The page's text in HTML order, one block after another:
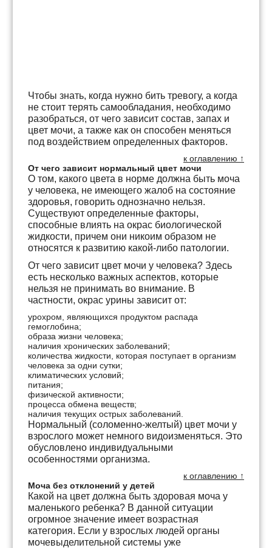
Чтобы знать, когда нужно бить тревогу, а когда
не стоит терять самообладания, необходимо
разобраться, от чего зависит состав, запах и
цвет мочи, а также как он способен меняться
под воздействием определенных факторов.
к оглавлению ↑
От чего зависит нормальный цвет мочи
О том, какого цвета в норме должна быть моча
у человека, не имеющего жалоб на состояние
здоровья, говорить однозначно нельзя.
Существуют определенные факторы,
способные влиять на окрас биологической
жидкости, причем они никоим образом не
относятся к развитию какой-либо патологии.
От чего зависит цвет мочи у человека? Здесь
есть несколько важных аспектов, которые
нельзя не принимать во внимание. В
частности, окрас урины зависит от:
урохром, являющихся продуктом распада
гемоглобина;
образа жизни человека;
наличия хронических заболеваний;
количества жидкости, которая поступает в организм
человека за одни сутки;
климатических условий;
питания;
физической активности;
процесса обмена веществ;
наличия текущих острых заболеваний.
Нормальный (соломенно-желтый) цвет мочи у
взрослого может немного видоизменяться. Это
обусловлено индивидуальными
особенностями организма.
к оглавлению ↑
Моча без отклонений у детей
Какой на цвет должна быть здоровая моча у
маленького ребенка? В данной ситуации
огромное значение имеет возрастная
категория. Если у взрослых людей органы
мочевыделительной системы уже